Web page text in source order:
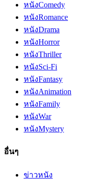
หนังComedy
หนังRomance
หนังDrama
หนังHorror
หนังThriller
หนังSci-Fi
หนังFantasy
หนังAnimation
หนังFamily
หนังWar
หนังMystery
อื่นๆ
ข่าวหนัง